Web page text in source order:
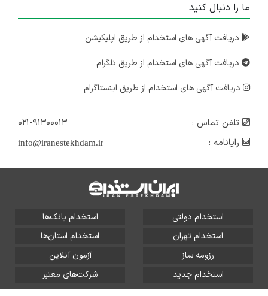
ما را دنبال کنید
دریافت آگهی های استخدام از طریق اپلیکیشن
دریافت آگهی های استخدام از طریق تلگرام
دریافت آگهی های استخدام از طریق اینستاگرام
تلفن تماس :
۰۲۱-۹۱۳۰۰۰۱۳
رایانامه :
info@iranestekhdam.ir
استخدام دولتی
استخدام بانک‌ها
استخدام تهران
استخدام استان‌ها
رزومه ساز
آزمون آنلاین
استخدام جدید
شرکت‌های معتبر